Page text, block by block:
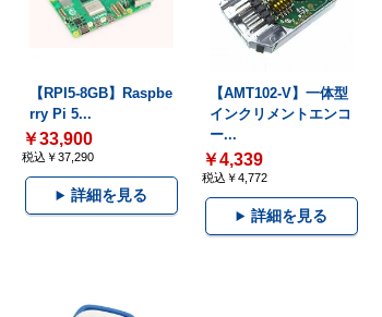
【RPI5-8GB】Raspbe
rry Pi 5...
￥33,900
税込￥37,290
詳細を見る
【AMT102-V】一体型
インクリメントエンコ
ー...
￥4,339
税込￥4,772
詳細を見る